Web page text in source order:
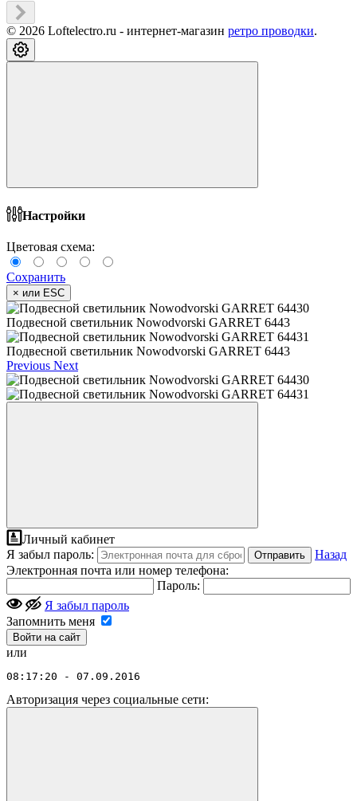
© 2026 Loftelectro.ru - интернет-магазин ретро проводки.
Настройки
Цветовая схема:
Сохранить
× или ESC
Подвесной светильник Nowodvorski GARRET 6443
Подвесной светильник Nowodvorski GARRET 6443
Previous Next
Личный кабинет
Я забыл пароль:
Отправить
Назад
Электронная почта или номер телефона:
Пароль:
Я забыл пароль
Запомнить меня
или
08:17:20 - 07.09.2016
Авторизация через социальные сети: